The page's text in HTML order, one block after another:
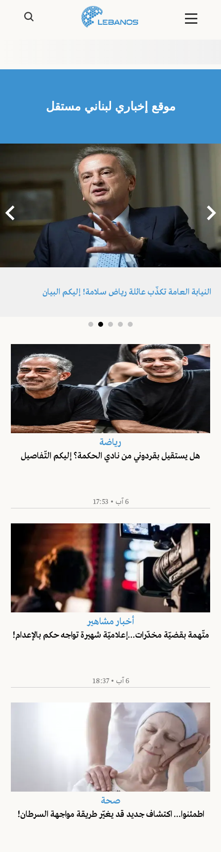
موقع إخباري لبناني مستقل
النيابة العامة تكذّب عائلة رياض سلامة! إليكم البيان
رياضة
هل يستقيل بقردوني من نادي الحكمة؟ إليكم التّفاصيل
6 آب • 17:53
أخبار مشاهير
متّهمة بقضيّة مخدّرات...إعلاميّة شهيرة تواجه حكم بالإعدام!
6 آب • 18:37
صحة
اطمئنوا... اكتشاف جديد قد يغيّر طريقة مواجهة السرطان!